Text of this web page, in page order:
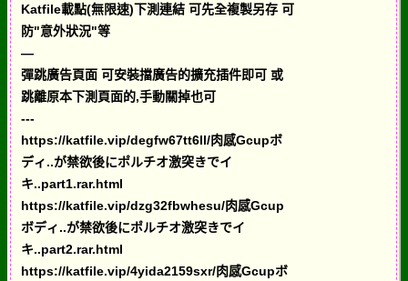
Katfile載點(無限速)下測連結 可先全複製另存 可
防"意外狀況"等
—
彈跳廣告頁面 可安裝擋廣告的擴充插件即可 或
跳離原本下測頁面的,手動關掉也可
---
https://katfile.vip/degfw67tt6ll/肉感Gcupボ
ディ..が禁欲後にポルチオ激突きでイ
キ..part1.rar.html
https://katfile.vip/dzg32fbwhesu/肉感Gcup
ボディ..が禁欲後にポルチオ激突きでイ
キ..part2.rar.html
https://katfile.vip/4yida2159sxr/肉感Gcupボ